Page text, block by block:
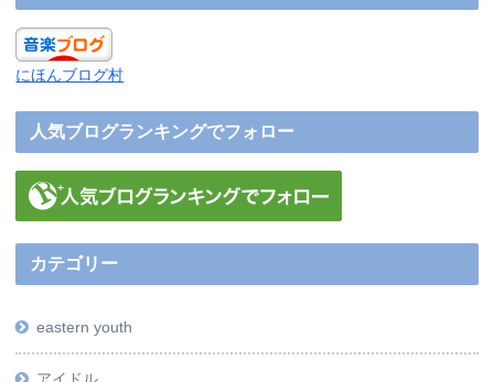
にほんブログ村
人気ブログランキングでフォロー
カテゴリー
eastern youth
アイドル